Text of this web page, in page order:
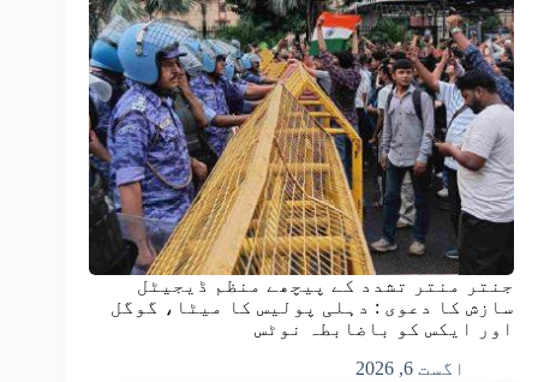
جنتر منتر تشدد کے پیچھے منظم ڈیجیٹل
سازش کا دعوی : دہلی پولیس کا میٹا، گوگل
اور ایکس کو باضابطہ نوٹس
اگست 6, 2026